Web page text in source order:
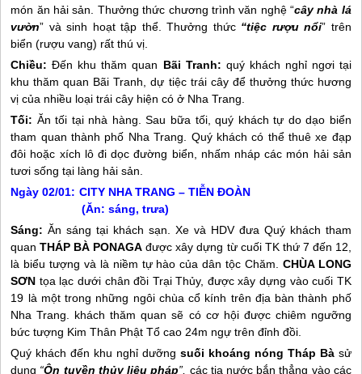
món ăn hải sản. Thưởng thức chương trình văn nghệ “cây nhà lá
vườn” và sinh hoạt tập thể. Thưởng thức “tiệc rượu nổi” trên
biển (rượu vang) rất thú vị.
Chiều:Đến khu thăm quan Bãi Tranh: quý khách nghỉ ngơi tại
khu thăm quan Bãi Tranh, dự tiệc trái cây để thưởng thức hương
vị của nhiều loại trái cây hiện có ở Nha Trang
Tối: Ăn tối tại nhà hàng. Sau bữa tối, quý khách tự do dạo biển
tham quan thành phố Nha Trang . Quý khách có thể thuê xe đạp
đôi hoặc xích lô đi dọc đường biển, nhấm nháp các món hải sản
tươi sống tại làng hải sản.
Ngày 02/01: CITY NHA TRANG – TIỄN ĐOÀN
(Ăn: sáng, trưa)
Sáng:Ăn sáng tại khách sạn. Xe và HDV đưa Quý khách tham
quanTHÁP BÀ PONAGA được xây dựng từ cuối TK thứ 7 đến 12,
là biểu tượng và là niềm tự hào của dân tộc Chăm. CHÙA LONG
SƠN tọa lạc dưới chân đồi Trại Thủy, được xây dựng vào cuối TK
19 là một trong những ngôi chùa cổ kính trên địa bàn thành phố
Nha Trang . khách thăm quan sẽ có cơ hội được chiêm ngưỡng
bức tượng Kim Thân Phật Tổ cao 24m ngự trên đỉnh đồi.
Quý khách đến khu nghỉ dưỡng suối khoáng nóng Tháp Bàsử
dụng “Ôn tuyền thủy liệu pháp”, các tia nước bắn thẳng vào các